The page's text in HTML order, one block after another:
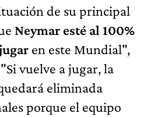
de su principal
Neymar esté al 100%
en este Mundial",
vuelve a jugar, la
eliminada
porque el equipo